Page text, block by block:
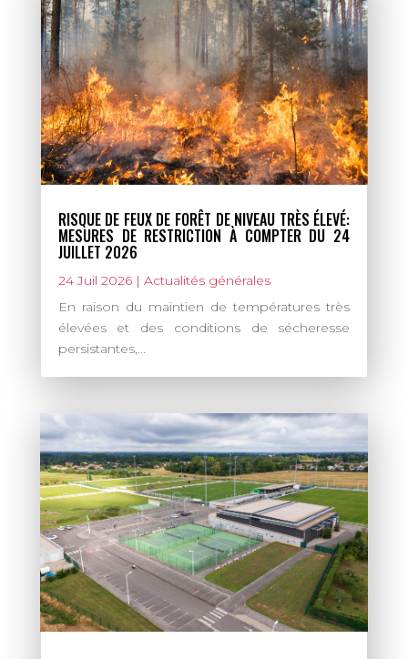
RISQUE DE FEUX DE FORÊT DE NIVEAU TRÈS ÉLEVÉ:
MESURES DE RESTRICTION À COMPTER DU 24
JUILLET 2026
24 Juil 2026| Actualités générales
En raison du maintien de températures très
élevées et des conditions de sécheresse
persistantes,...